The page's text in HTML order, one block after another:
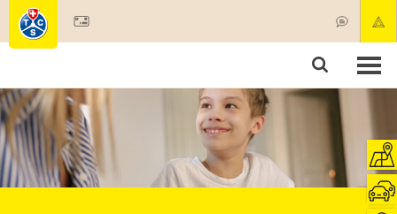
Membres & prestations
Tests, sécurité & santé